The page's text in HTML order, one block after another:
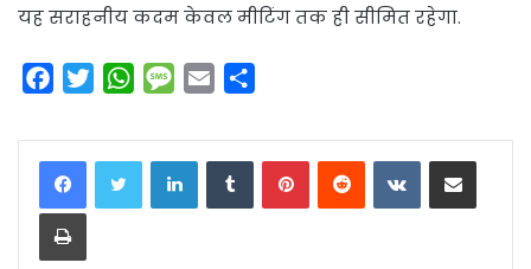
यह सराहनीय कदम केवल मीटिंग तक ही सीमित रहेगा.
c
e
b
o
o
i
t
t
W
a
t
s
M
s
s
a
a
i
a
r
e
LinkedInTumblrPinterestReddit VKontakteShare via Email
Print